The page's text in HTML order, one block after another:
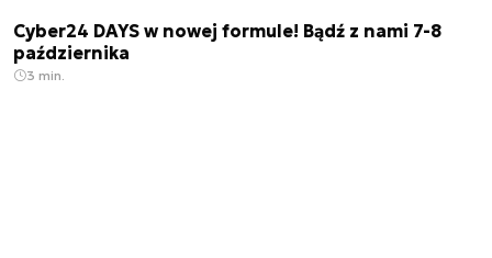
Cyber24 DAYS w nowej formule! Bądź z nami 7-8
października
3 min.